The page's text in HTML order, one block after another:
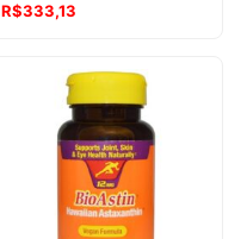
R$333,13